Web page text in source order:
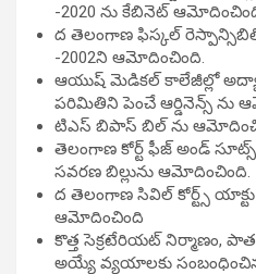
-2020 ను కేబినెట్
ద తెలంగాణ ఫిస్కల్
-2002ని ఆమోదించింది.
ఆయుష్ మెడికల్ కాలేజీల్లో
పరిమితిని పెంచే ఆర్డినెన్స్ ను
టిఎస్ బిపాస్ బిల్ ను
తెలంగాణ కోర్ట్ ఫీజ్ అండ్
సవరణ బిల్లును ఆమోదించింది.
ద తెలంగాణ సివిల్ కోర్ట్స్ యాక్టు
ఆమోదించింది
కొత్త సెక్రటేరియట్ నిర్మాణం,
అయ్యే వ్యయాలకు